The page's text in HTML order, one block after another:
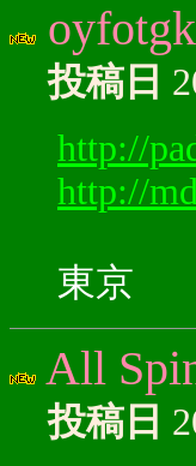
投稿日
http://
http://
東京
All
投稿日